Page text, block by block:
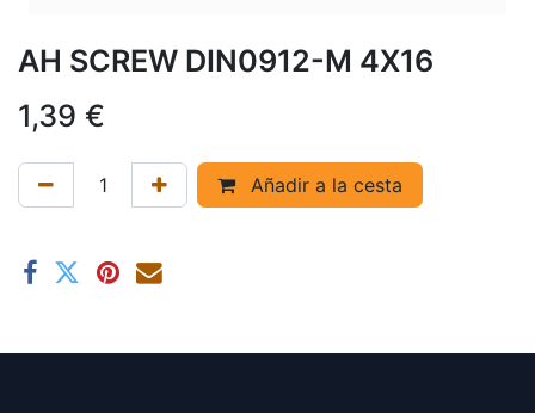
AH SCREW DIN0912-M 4X16
1,39 €
Añadir a la cesta